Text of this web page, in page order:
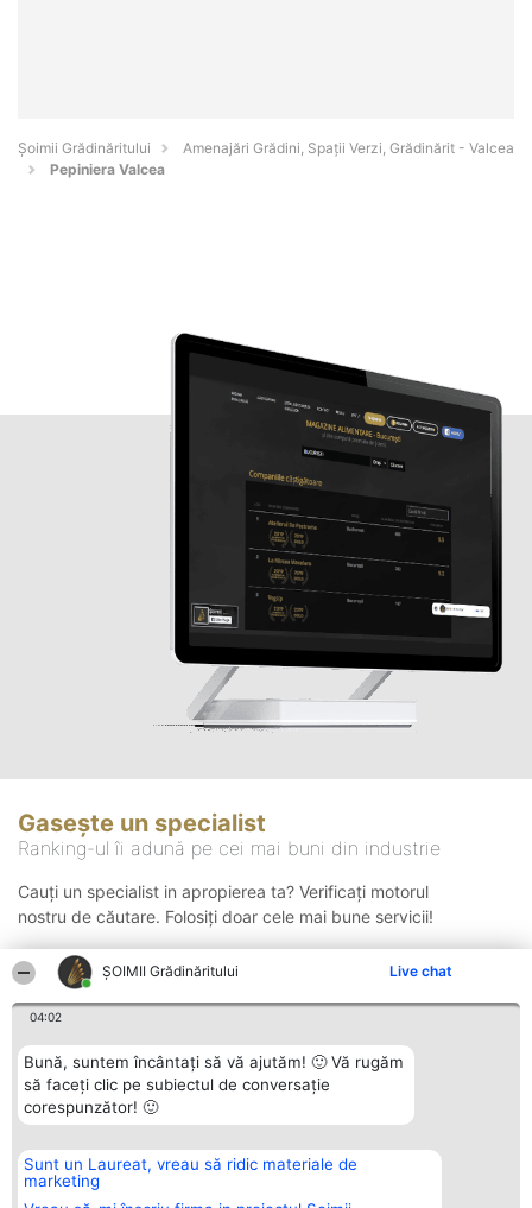
ȘOIMII Grădinăritului Live chat
04:02
Bună, suntem încântați să vă ajutăm! 🙂 Vă rugăm
să faceți clic pe subiectul de conversație
corespunzător! 🙂
Sunt un Laureat, vreau să ridic materiale de
marketing
Șoimii Grădinăritului
Amenajări Grădini, Spații Verzi, Grădinărit - Valcea
Pepiniera Valcea
Gasește un specialist
Ranking-ul îi adună pe cei mai buni din industrie
Cauți un specialist in apropierea ta? Verificați motorul
nostru de căutare. Folosiți doar cele mai bune servicii!
Organizator Ranking
BRIGHT SOLUTIONS BR SRL
Aleea Timisul De Sus 2 Bl. A30
Plebiscyt
Lista Tuturor
Contact